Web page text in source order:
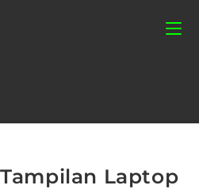
Laptop